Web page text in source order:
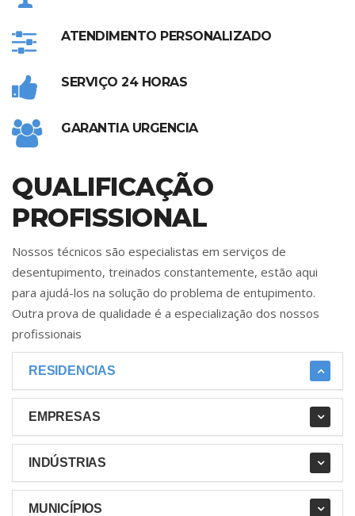
ATENDIMENTO PERSONALIZADO
SERVIÇO 24 HORAS
GARANTIA URGENCIA
QUALIFICAÇÃO
PROFISSIONAL
Nossos técnicos são especialistas em serviços de
desentupimento, treinados constantemente, estão aqui
para ajudá-los na solução do problema de entupimento.
Outra prova de qualidade é a especialização dos nossos
profissionais
RESIDENCIAS
EMPRESAS
INDÚSTRIAS
MUNICÍPIOS